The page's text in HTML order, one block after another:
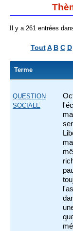
Il y a 261 entrées
Tout A B C D
Terme
QUESTION
SOCIALE